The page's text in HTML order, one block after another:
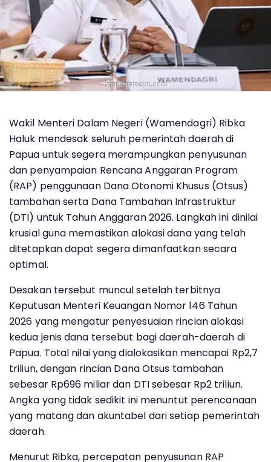
Wakil Menteri Dalam Negeri (Wamendagri) Ribka
Haluk mendesak seluruh pemerintah daerah di
Papua untuk segera merampungkan penyusunan
dan penyampaian Rencana Anggaran Program
(RAP) penggunaan Dana Otonomi Khusus (Otsus)
tambahan serta Dana Tambahan Infrastruktur
(DTI) untuk Tahun Anggaran 2026. Langkah ini dinilai
krusial guna memastikan alokasi dana yang telah
ditetapkan dapat segera dimanfaatkan secara
optimal.
Desakan tersebut muncul setelah terbitnya
Keputusan Menteri Keuangan Nomor 146 Tahun
2026 yang mengatur penyesuaian rincian alokasi
kedua jenis dana tersebut bagi daerah-daerah di
Papua. Total nilai yang dialokasikan mencapai Rp2,7
triliun, dengan rincian Dana Otsus tambahan
sebesar Rp696 miliar dan DTI sebesar Rp2 triliun.
Angka yang tidak sedikit ini menuntut perencanaan
yang matang dan akuntabel dari setiap pemerintah
daerah.
Menurut Ribka, percepatan penyusunan RAP